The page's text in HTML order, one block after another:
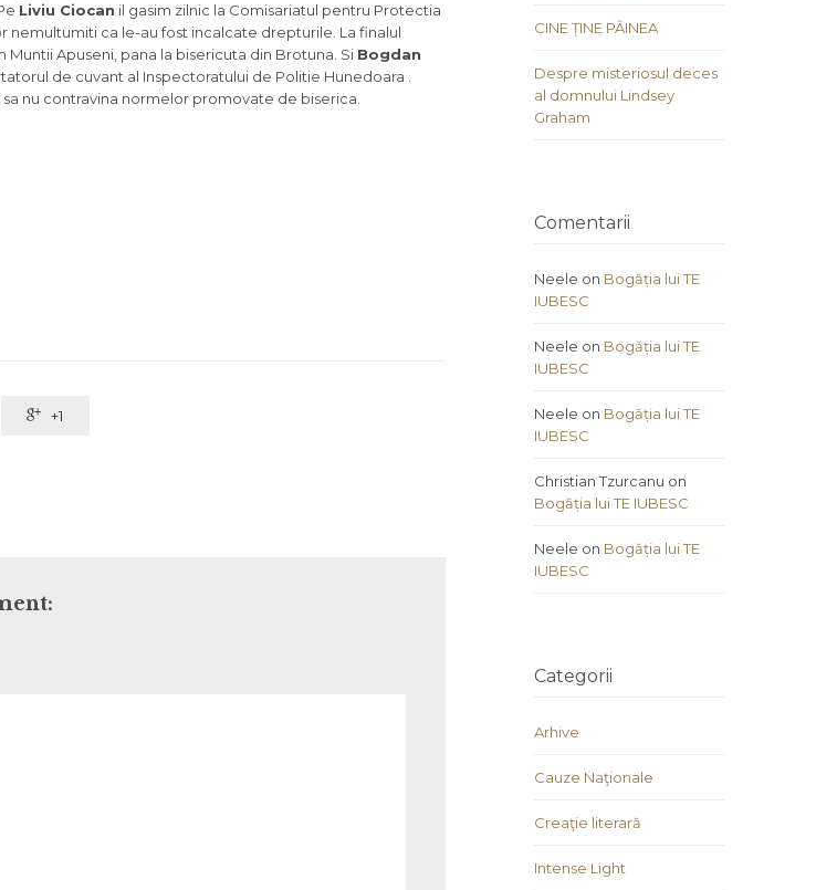
Liviu Ciocan il gasim zilnic la Comisariatul pentru Protectia
ca le-au fost incalcate drepturile. La finalul
Apuseni, pana la bisericuta din Brotuna. Si Bogdan
de cuvant al Inspectoratului de Politie Hunedoara .
nu contravina normelor promovate de biserica.
 +1
CINE ȚINE PÂINEA
Despre misteriosul deces
al domnului Lindsey
Graham
Comentarii
Neele on Bogăția lui TE
IUBESC
Neele on Bogăția lui TE
IUBESC
Neele on Bogăția lui TE
IUBESC
Christian Tzurcanu on
Bogăția lui TE IUBESC
Neele on Bogăția lui TE
IUBESC
Categorii
Arhive
Cauze Naţionale
Creaţie literară
Intense Light